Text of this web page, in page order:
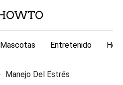
Mascotas Entretenido
Manejo Del Estrés